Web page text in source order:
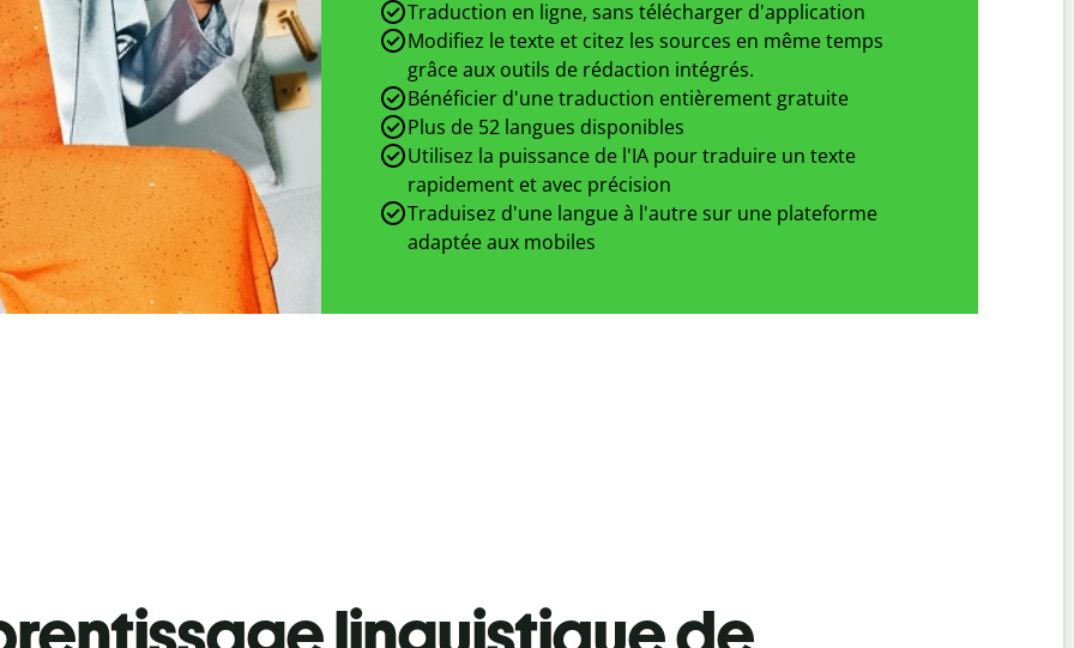
Traduction en ligne, sans télécharger d'application
Modifiez le texte et citez les sources en même temps
grâce aux outils de rédaction intégrés.
Bénéficier d'une traduction entièrement gratuite
Plus de 52 langues disponibles
Utilisez la puissance de l'IA pour traduire un texte
rapidement et avec précision
Traduisez d'une langue à l'autre sur une plateforme
adaptée aux mobiles